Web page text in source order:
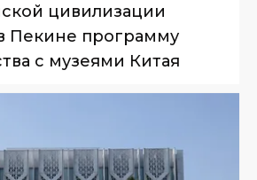
цивилизации
Пекине программу
с музеями Китая